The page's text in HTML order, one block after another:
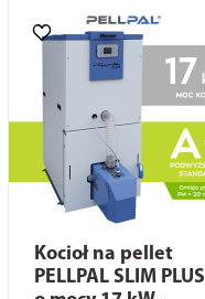
Kocioł na pellet
PELLPAL SLIM PLUS